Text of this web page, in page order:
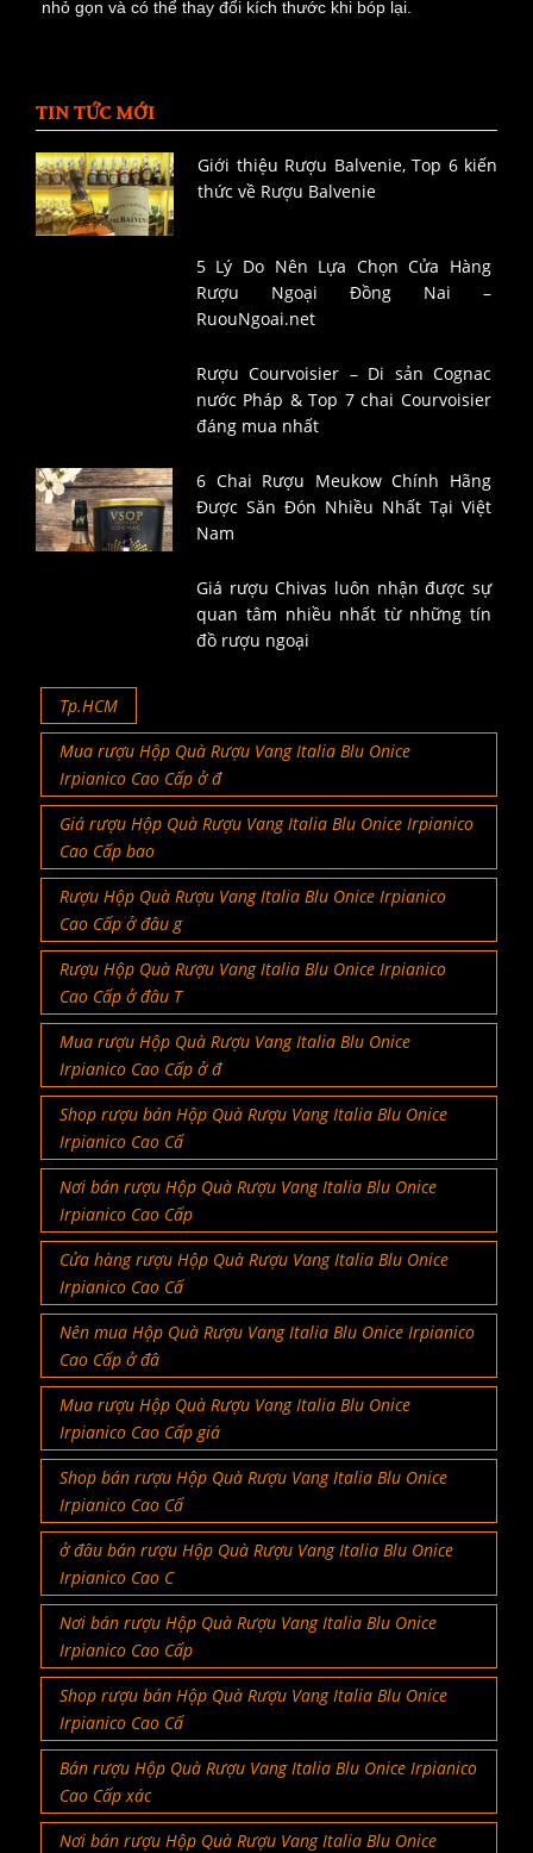
nhỏ gọn và có thể thay đổi kích thước khi bóp lại.
TIN TỨC MỚI
Giới thiệu Rượu Balvenie, Top 6 kiến
thức về Rượu Balvenie
5 Lý Do Nên Lựa Chọn Cửa Hàng
Rượu Ngoại Đồng Nai –
RuouNgoai.net
Rượu Courvoisier – Di sản Cognac
nước Pháp & Top 7 chai Courvoisier
đáng mua nhất
6 Chai Rượu Meukow Chính Hãng
Được Săn Đón Nhiều Nhất Tại Việt
Nam
Giá rượu Chivas luôn nhận được sự
quan tâm nhiều nhất từ những tín
đồ rượu ngoại
Tp.HCM
Mua rượu Hộp Quà Rượu Vang Italia Blu Onice
Irpianico Cao Cấp ở đ
Giá rượu Hộp Quà Rượu Vang Italia Blu Onice Irpianico
Cao Cấp bao
Rượu Hộp Quà Rượu Vang Italia Blu Onice Irpianico
Cao Cấp ở đâu g
Rượu Hộp Quà Rượu Vang Italia Blu Onice Irpianico
Cao Cấp ở đâu T
Mua rượu Hộp Quà Rượu Vang Italia Blu Onice
Irpianico Cao Cấp ở đ
Shop rượu bán Hộp Quà Rượu Vang Italia Blu Onice
Irpianico Cao Cấ
Nơi bán rượu Hộp Quà Rượu Vang Italia Blu Onice
Irpianico Cao Cấp
Cửa hàng rượu Hộp Quà Rượu Vang Italia Blu Onice
Irpianico Cao Cấ
Nên mua Hộp Quà Rượu Vang Italia Blu Onice Irpianico
Cao Cấp ở đâ
Mua rượu Hộp Quà Rượu Vang Italia Blu Onice
Irpianico Cao Cấp giá
Shop bán rượu Hộp Quà Rượu Vang Italia Blu Onice
Irpianico Cao Cấ
ở đâu bán rượu Hộp Quà Rượu Vang Italia Blu Onice
Irpianico Cao C
Nơi bán rượu Hộp Quà Rượu Vang Italia Blu Onice
Irpianico Cao Cấp
Shop rượu bán Hộp Quà Rượu Vang Italia Blu Onice
Irpianico Cao Cấ
Bán rượu Hộp Quà Rượu Vang Italia Blu Onice Irpianico
Cao Cấp xác
Nơi bán rượu Hộp Quà Rượu Vang Italia Blu Onice